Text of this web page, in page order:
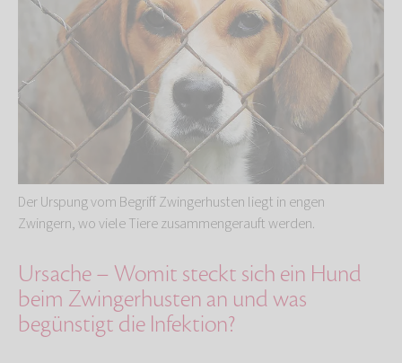
Der Urspung vom Begriff Zwingerhusten liegt in engen
Zwingern, wo viele Tiere zusammengerauft werden.
Ursache – Womit steckt sich ein Hund
beim Zwingerhusten an und was
begünstigt die Infektion?